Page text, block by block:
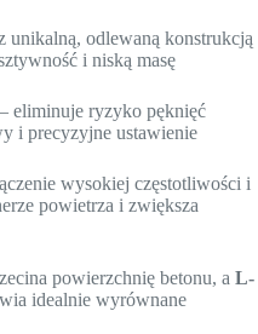
unikalną, odlewaną konstrukcją
i niską masę
– eliminuje ryzyko pęknięć
i precyzyjne ustawienie
wysokiej częstotliwości i
powietrza i zwiększa
powierzchnię betonu, a L-
idealnie wyrównane